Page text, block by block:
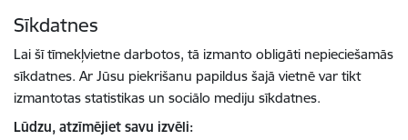
Sīkdatnes
Lai šī tīmekļvietne darbotos, tā izmanto obligāti nepieciešamās
sīkdatnes. Ar Jūsu piekrišanu papildus šajā vietnē var tikt
izmantotas statistikas un sociālo mediju sīkdatnes.
Lūdzu, atzīmējiet savu izvēli: